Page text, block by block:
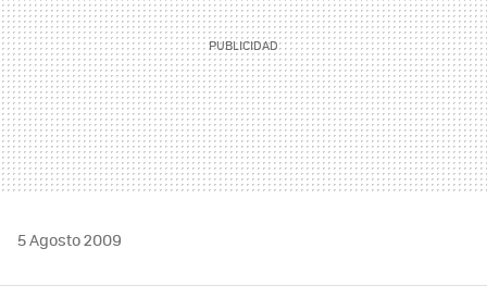
5 Agosto 2009